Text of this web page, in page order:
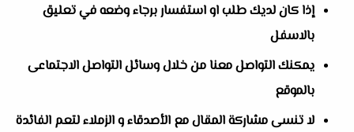
إذا كان لديك طلب او استفسار برجاء وضعه في تعليق
بالاسفل
يمكنك التواصل معنا من خلال وسائل التواصل الاجتماعى
بالموقع
لا تنسى مشاركة المقال مع الأصدقاء و الزملاء لتعم الفائدة